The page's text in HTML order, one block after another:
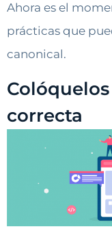
Ahora es el
prácticas que
canonical.
correcta